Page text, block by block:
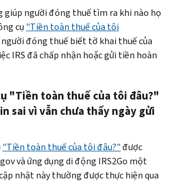
giúp người đóng thuế tìm ra khi nào họ
cụ "Tiền toàn thuế của tôi
đóng thuế biết tờ khai thuế của
IRS đã chấp nhận hoặc gửi tiền hoàn
"Tiền toàn thuế của tôi đâu?"
sai vì vẫn chưa thấy ngày gửi
"Tiền toàn thuế của tôi đâu?"‎được
và ứng dụng di động IRS2Go một
nhật này thường được thực hiện qua